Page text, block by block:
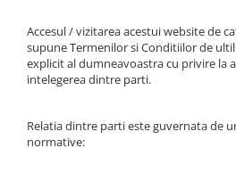
1.2.2. Mecanism de ridicare -
Tiranti si accesorii
1.3. Scaune & Accesorii
1.3.1. Scaune
1.4. Sisteme hidraulice pentru
Accesul / vizitarea acestui website de
supune Termenilor si Conditiilor de
explicit al dumneavoastra cu privire la
intelegerea dintre parti.
Relatia dintre parti este guvernata de
normative: